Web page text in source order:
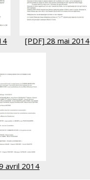
[PDF] 28 mai 2014
avril 2014